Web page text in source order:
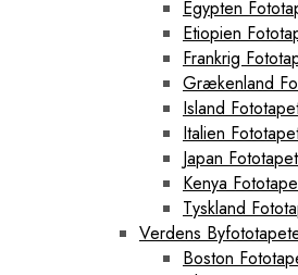
Egypten
Etiopien
Frankrig
Grækenland
Island
Italien
Japan
Kenya
Tyskland
Verdens
Boston